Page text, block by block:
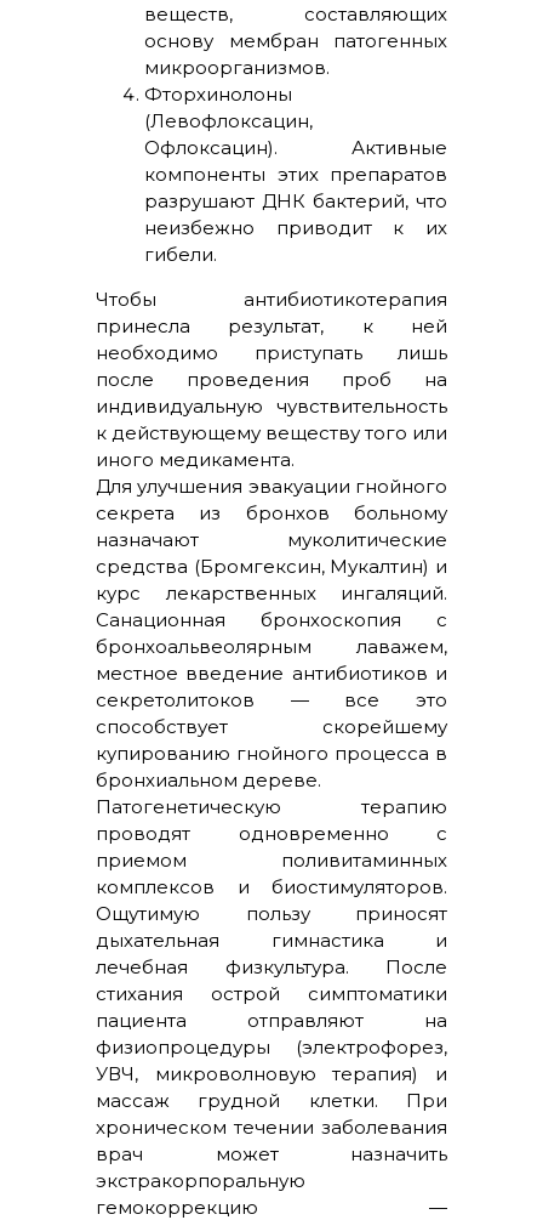
веществ, составляющих
основу мембран патогенных
микроорганизмов.
Фторхинолоны
(Левофлоксацин,
Офлоксацин). Активные
компоненты этих препаратов
разрушают ДНК бактерий, что
неизбежно приводит к их
гибели.
Чтобы антибиотикотерапия
принесла результат, к ней
необходимо приступать лишь
после проведения проб на
индивидуальную чувствительность
к действующему веществу того или
иного медикамента.
Для улучшения эвакуации гнойного
секрета из бронхов больному
назначают муколитические
средства (Бромгексин, Мукалтин) и
курс лекарственных ингаляций.
Санационная бронхоскопия с
бронхоальвеолярным лаважем,
местное введение антибиотиков и
секретолитоков — все это
способствует скорейшему
купированию гнойного процесса в
бронхиальном дереве.
Патогенетическую терапию
проводят одновременно с
приемом поливитаминных
комплексов и биостимуляторов.
Ощутимую пользу приносят
дыхательная гимнастика и
лечебная физкультура. После
стихания острой симптоматики
пациента отправляют на
физиопроцедуры (электрофорез,
УВЧ, микроволновую терапия) и
массаж грудной клетки. При
хроническом течении заболевания
врач может назначить
экстракорпоральную
гемокоррекцию —